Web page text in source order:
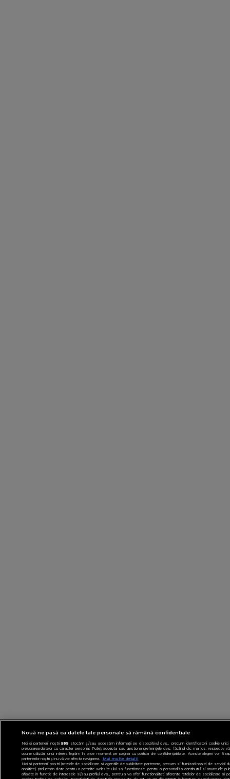
Nouă ne pasă ca datele tale personale să rămână confidențiale
Noi și partenerii noștri589 stocăm și/sau accesăm informații pe dispozitivul dvs., precum identificatorii cookie unici
prelucrarea datelor cu caracter personal. Puteți accepta sau gestiona preferințele dvs. făcând clic mai jos, respectiv
opune utilizării unui interes legitim în orice moment pe pagina cu politica de confidențialitate. Aceste alegeri vor fi
partenerilor noștri și nu vă vor afecta navigarea.
Mai multe detalii
Noi si partenerii nostri (retelele de socializare si agentiile de publicitate partenere, precum si furnizorii nostri de servicii
analitice) prelucram date pentru a permite website-ului sa functioneze, pentru a personaliza continutul si anunturile
afisate in functie de interesele si/sau profilul dvs., pentru a va oferi functionalitati aferente retelelor de socializare si